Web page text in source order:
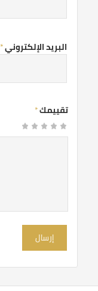
البريد الإلكتروني*
تقييمك*
1
23 من
4 من
5 من أصل 5